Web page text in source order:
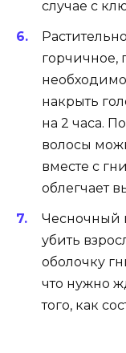
случае с
горчичное,
накрыть
на 2 часа.
волосы
вместе с
облегчает
Чесночный
убить
оболочку
что нужно
того, как